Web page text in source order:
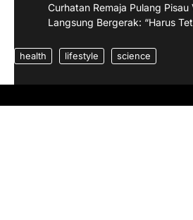
Curhatan Remaja Pulang
Langsung Bergerak: “Harus
health lifestyle science